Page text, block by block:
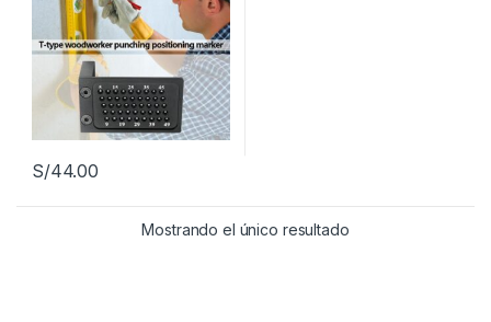
S/44.00
Mostrando el único resultado